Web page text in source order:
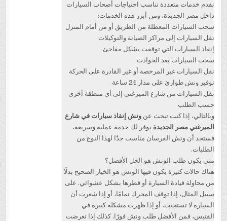
نقدم خدمات متعددة تناسب احتياجات أصحاب السيارات
داخل مصر الجديدة، ومن أبرز هذه الخدمات:
سحب السيارات المعطلة من الطريق أو من أمام المنزل
نقل السيارات إلى مراكز الصيانة والتوكيلات
إنقاذ السيارات التي توقفت بشكل مفاجئ
سحب السيارات بعد الحوادث
نقل السيارات غير المرخصة أو غير القادرة على الحركة
توفير ونش طوارئ على مدار 24 ساعة
نقل السيارات من شارع الميرغني إلى أي منطقة أخرى
حسب الطلب
وبالتالي، إذا كنت تبحث عنونش إنقاذ سيارات في شارع
الميرغني مصر الجديدة يوفر لك خدمة عملية وسريعة،
فستجد أن ونش الفرسان مناسب جدًا لهذا النوع من
الطلبات.
متى يكون طلب الونش هو الحل الأفضل؟
هناك حالات كثيرة يكون فيها الونش هو الخيار الصحيح بدلًا
من محاولة قيادة السيارة أو قطرها بشكل عشوائي. على
سبيل المثال، إذا توقف المحرك تمامًا، أو إذا شعرت أن
السيارة لا تستجيب، أو إذا ظهرت مشكلة كبيرة في
الفتيس، فمن الأفضل طلب ونش فورًا. كذلك إذا تعرضت